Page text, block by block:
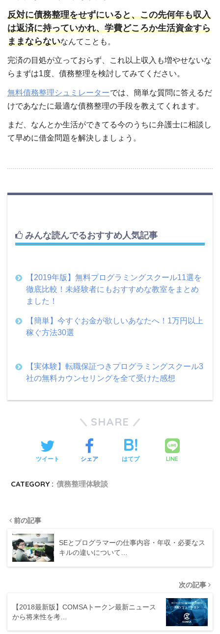
反対に債務整理をせずにいると、この先何年も収入
は返済に持っていかれ、学費どころか生活資金すら
ままならないなんてことも。
完済の目処が立っておらず、これ以上収入も増やせないな
らまずは1度、債務整理を検討してみてください。
無料債務整理シュミレーターでは、簡単な質問に答えるだ
けであなたに最適な債務整理の手段を教えてくれます。
まだ、なんとか生活ができてる今のうちに弁護士に相談し
て早めに借金問題を解決しましょう。
みんな読んでるおすすめ人気記事
【2019年版】無料プログラミングスクール11選を
徹底比較！未経験者にもおすすめな教室をまとめ
ました！
【簡単】今すぐお金が欲しいあなたへ！1万円以上
稼ぐ方法30選
【実体験】転職保証つきプログラミングスクール3
社の無料カウンセリングを全て受けた感想
SHARE
ツイート シェア はてブ LINE
CATEGORY : 債務整理体験談
前の記事
SEとプログラマーの仕事内容・年収・必要なス
キルの違いについて…
次の記事
【2018最新版】COMSAトークン最新ニュース
から将来性を考…